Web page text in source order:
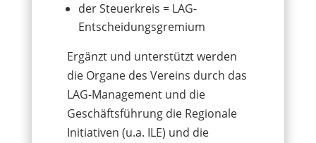
der Steuerkreis = LAG-
Entscheidungsgremium
Ergänzt und unterstützt werden
die Organe des Vereins durch das
LAG-Management und die
Geschäftsführung die Regionale
Initiativen (u.a. ILE) und die